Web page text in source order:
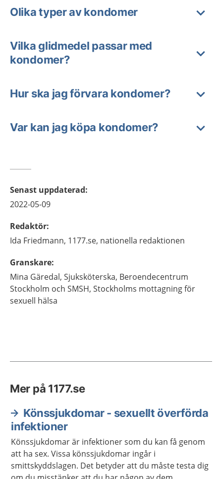
Olika typer av kondomer
Vilka glidmedel passar med
kondomer?
Hur ska jag förvara kondomer?
Var kan jag köpa kondomer?
Senast uppdaterad:
2022-05-09
Redaktör:
Ida Friedmann, 1177.se, nationella redaktionen
Granskare:
Mina Gäredal, Sjuksköterska, Beroendecentrum
Stockholm och SMSH, Stockholms mottagning för
sexuell hälsa
Mer på 1177.se
Könssjukdomar - sexuellt överförda
infektioner
Könssjukdomar är infektioner som du kan få genom
att ha sex. Vissa könssjukdomar ingår i
smittskyddslagen. Det betyder att du måste testa dig